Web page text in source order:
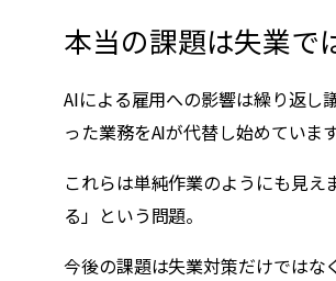
本当の課題は失業で
AIによる雇用への影響は繰り返し
った業務をAIが代替し始めています
これらは単純作業のようにも見
る」という問題。
今後の課題は失業対策だけではな